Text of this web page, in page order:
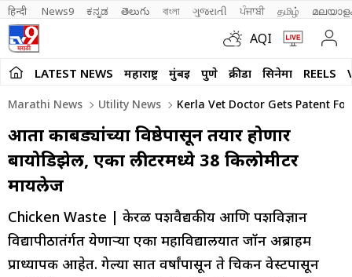
हिन्दी News9 ಕನ್ನಡ తెలుగు বাংলা ગુજરાતી ਪੰਜਾਬੀ தமிழ்
AQI
LATEST NEWS महाराष्ट्र मुंबई पुणे क्रीडा सिनेमा REELS
Marathi News Utility News Kerla Vet Doctor Gets Patent
आता कोंबड्यांच्या विष्ठेपासून तयार होणार
बायोडिझेल, एका लीटरमध्ये 38 किलोमीटर
मायलेज
Chicken Waste | केरळ पशुवैद्यकीय आणि पशुविज्ञान
विद्यापीठातंर्गत येणाऱ्या एका महाविद्यालयात जॉन अब्राहम
प्राध्यापक आहेत. गेल्या सात वर्षांपासून ते चिकन वेस्टपासून